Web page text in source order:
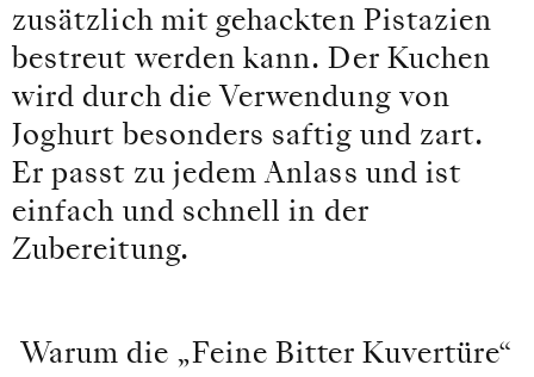
zusätzlich mit gehackten Pistazien
bestreut werden kann. Der Kuchen
wird durch die Verwendung von
Joghurt besonders saftig und zart.
Er passt zu jedem Anlass und ist
einfach und schnell in der
Zubereitung.
Warum die „Feine Bitter Kuvertüre“